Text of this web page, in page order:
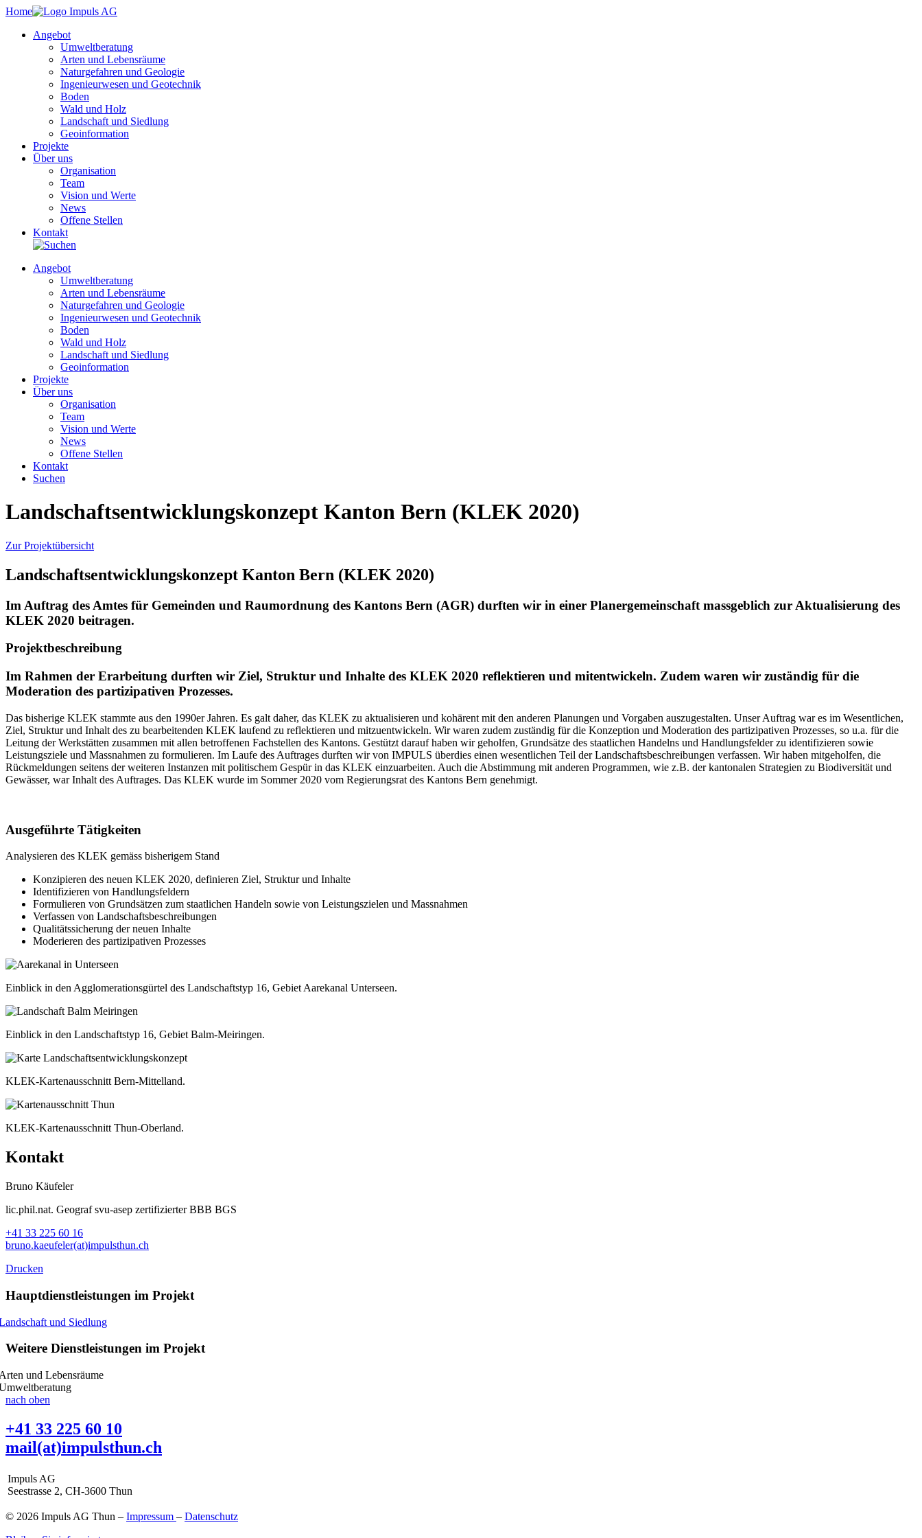
Home
Angebot
Umweltberatung
Arten und Lebensräume
Naturgefahren und Geologie
Ingenieurwesen und Geotechnik
Boden
Wald und Holz
Landschaft und Siedlung
Geoinformation
Projekte
Über uns
Organisation
Team
Vision und Werte
News
Offene Stellen
Kontakt
Angebot
Umweltberatung
Arten und Lebensräume
Naturgefahren und Geologie
Ingenieurwesen und Geotechnik
Boden
Wald und Holz
Landschaft und Siedlung
Geoinformation
Projekte
Über uns
Organisation
Team
Vision und Werte
News
Offene Stellen
Kontakt
Suchen
Landschaftsentwicklungskonzept Kanton Bern (KLEK 2020)
Zur Projektübersicht
Landschaftsentwicklungskonzept Kanton Bern (KLEK 2020)
Im Auftrag des Amtes für Gemeinden und Raumordnung des Kantons Bern (AGR) durften wir in einer Planergemeinschaft massgeblich zur Aktualisierung des
KLEK 2020 beitragen.
Projektbeschreibung
Im Rahmen der Erarbeitung durften wir Ziel, Struktur und Inhalte des KLEK 2020 reflektieren und mitentwickeln. Zudem waren wir zuständig für die
Moderation des partizipativen Prozesses.
Das bisherige KLEK stammte aus den 1990er Jahren. Es galt daher, das KLEK zu aktualisieren und kohärent mit den anderen Planungen und Vorgaben auszugestalten. Unser Auftrag war es im Wesentlichen,
Ziel, Struktur und Inhalt des zu bearbeitenden KLEK laufend zu reflektieren und mitzuentwickeln. Wir waren zudem zuständig für die Konzeption und Moderation des partizipativen Prozesses, so u.a. für die
Leitung der Werkstätten zusammen mit allen betroffenen Fachstellen des Kantons. Gestützt darauf haben wir geholfen, Grundsätze des staatlichen Handelns und Handlungsfelder zu identifizieren sowie
Leistungsziele und Massnahmen zu formulieren. Im Laufe des Auftrages durften wir von IMPULS überdies einen wesentlichen Teil der Landschaftsbeschreibungen verfassen. Wir haben mitgeholfen, die
Rückmeldungen seitens der weiteren Instanzen mit politischem Gespür in das KLEK einzuarbeiten. Auch die Abstimmung mit anderen Programmen, wie z.B. der kantonalen Strategien zu Biodiversität und
Gewässer, war Inhalt des Auftrages. Das KLEK wurde im Sommer 2020 vom Regierungsrat des Kantons Bern genehmigt.
Ausgeführte Tätigkeiten
Analysieren des KLEK gemäss bisherigem Stand
Konzipieren des neuen KLEK 2020, definieren Ziel, Struktur und Inhalte
Identifizieren von Handlungsfeldern
Formulieren von Grundsätzen zum staatlichen Handeln sowie von Leistungszielen und Massnahmen
Verfassen von Landschaftsbeschreibungen
Qualitätssicherung der neuen Inhalte
Moderieren des partizipativen Prozesses
Einblick in den Agglomerationsgürtel des Landschaftstyp 16, Gebiet Aarekanal Unterseen.
Einblick in den Landschaftstyp 16, Gebiet Balm-Meiringen.
KLEK-Kartenausschnitt Bern-Mittelland.
KLEK-Kartenausschnitt Thun-Oberland.
Kontakt
Bruno Käufeler
lic.phil.nat. Geograf svu-asep zertifizierter BBB BGS
+41 33 225 60 16
bruno.kaeufeler(at)impulsthun.ch
Drucken
Hauptdienstleistungen im Projekt
und Siedlung
Weitere Dienstleistungen im Projekt
und Lebensräume
nach oben
+41 33 225 60 10
mail(at)impulsthun.ch
Impuls AG
Seestrasse 2, CH-3600 Thun
© 2026 Impuls AG Thun – Impressum – Datenschutz